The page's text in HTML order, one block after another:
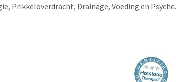
Prikkeloverdracht, Drainage, Voeding en Psyche.